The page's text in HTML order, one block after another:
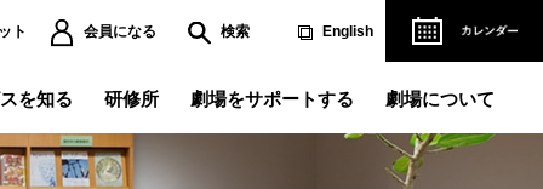
ト 会員になる 検索 English
を知る 研修所 劇場をサポートする 劇場について